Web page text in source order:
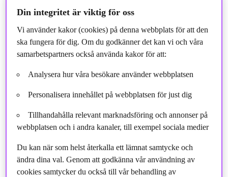
Håkansson
2025-02-14
Din integritet är viktig för oss
Vi använder kakor (cookies) på denna webbplats för att den
ska fungera för dig. Om du godkänner det kan vi och våra
samarbetspartners också använda kakor för att:
Analysera hur våra besökare använder webbplatsen
Personalisera innehållet på webbplatsen för just dig
Tillhandahålla relevant marknadsföring och annonser på
webbplatsen och i andra kanaler, till exempel sociala medier
Du kan när som helst återkalla ett lämnat samtycke och
ändra dina val. Genom att godkänna vår användning av
cookies samtycker du också till vår behandling av